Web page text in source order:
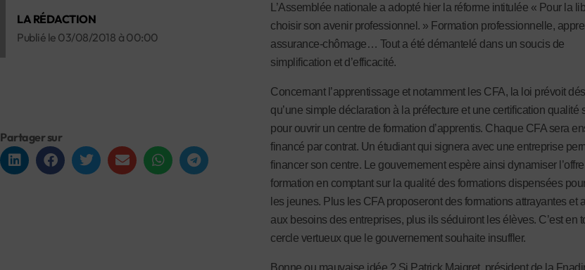
LA RÉDACTION
Publié le 03/08/2018 à 00:00
Partager sur
L’Assemblée nationale a adopté hier la réforme intitulée « Pour la
choisir son avenir professionnel. » Formation professionnelle,
assurance-chômage… Tout a été démantelé dans un soucis de
simplification et d’efficacité.
Concernant l’apprentissage et notamment les CFA, la loi prévoit
qu’une simple déclaration à la préfecture et une certification qualité
pour ouvrir un centre de formation d’apprentis. Chaque CFA sera
financé par contrat. Un étudiant qui signera avec une entreprise
financer son centre. Le gouvernement espère ainsi dynamiser
formation en comptant sur la qualité des formations dispensées
les jeunes. Plus les CFA proposeront des formations attrayantes et
aux besoins des entreprises, plus ils séduiront les élèves. C’est en
cercle vertueux que le gouvernement souhaite insuffler.
Bonne ou mauvaise idée ? Si Patrick Maigret, président de la